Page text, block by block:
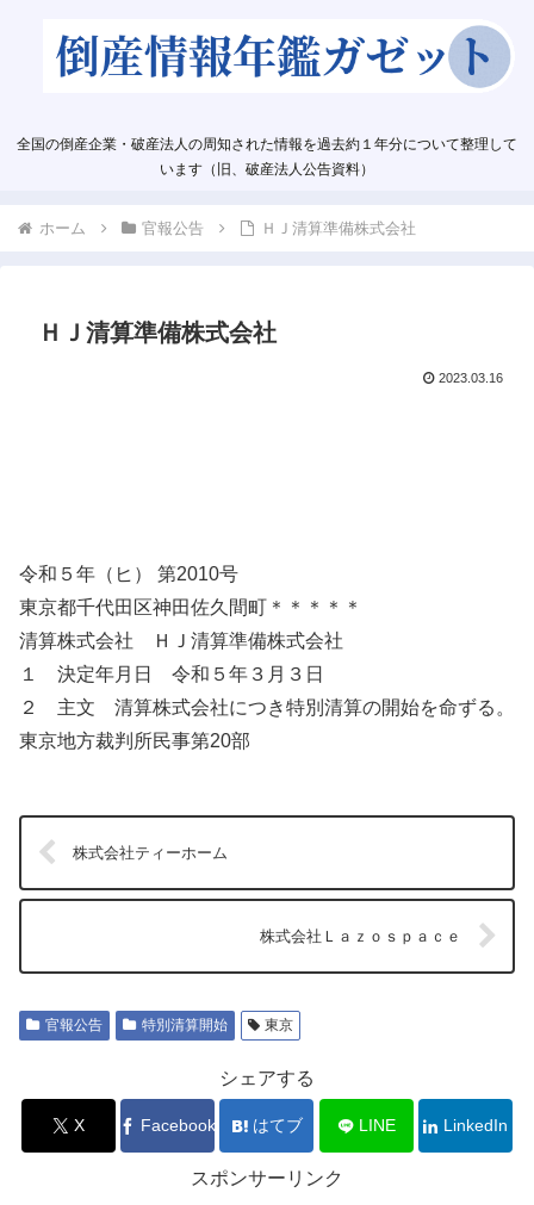
全国の倒産企業・破産法人の周知された情報を過去約１年分について整理して
います（旧、破産法人公告資料）
ホーム 官報公告 ＨＪ清算準備株式会社
ＨＪ清算準備株式会社
2023.03.16
令和５年（ヒ） 第2010号
東京都千代田区神田佐久間町＊＊＊＊＊
清算株式会社 ＨＪ清算準備株式会社
１ 決定年月日 令和５年３月３日
２ 主文 清算株式会社につき特別清算の開始を命ずる。
東京地方裁判所民事第20部
株式会社ティーホーム
株式会社Ｌａｚｏｓｐａｃｅ
官報公告 特別清算開始 東京
シェアする
X Facebook はてブ LINE LinkedIn
スポンサーリンク